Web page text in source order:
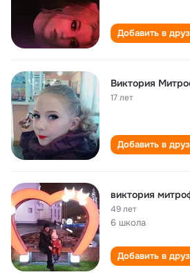
Добавить в
Виктория
17 лет
Добавить в
виктория
49 лет
6 школа
Добавить в